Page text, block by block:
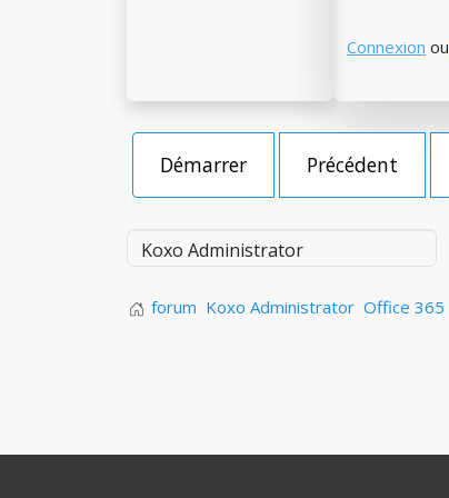
Connexion ou
Démarrer Précédent
forum Koxo Administrator Office 365